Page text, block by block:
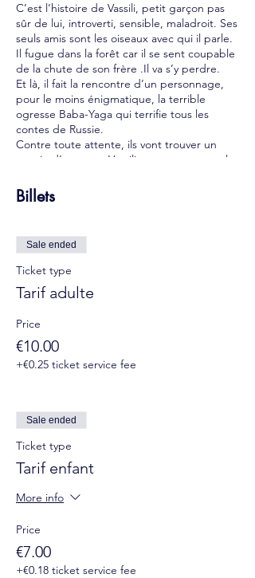
C’est l’histoire de Vassili, petit garçon pas
sûr de lui, introverti, sensible, maladroit. Ses
seuls amis sont les oiseaux avec qui il parle.
Il fugue dans la forêt car il se sent coupable
de la chute de son frère .Il va s’y perdre.
Et là, il fait la rencontre d’un personnage,
pour le moins énigmatique, la terrible
ogresse Baba-Yaga qui terrifie tous les
contes de Russie.
Contre toute attente, ils vont trouver un
terrain d’entente. Vassili remporte toutes les
pouvant donc le dévorer, elle lui raconte son
histoire.
histoire.
Spectacle théâtral autour du conte de
Danse, chants, marionnettes à partir de 5
Tarif adulte : 10€
Tarif enfant* : 7€
port du masque obligatoire dès l'âge de
6ans
Billets
Sale ended
Ticket type
Tarif adulte
Price
€10.00
+€0.25 ticket service fee
Sale ended
Ticket type
Tarif enfant
More info
Price
€7.00
+€0.18 ticket service fee